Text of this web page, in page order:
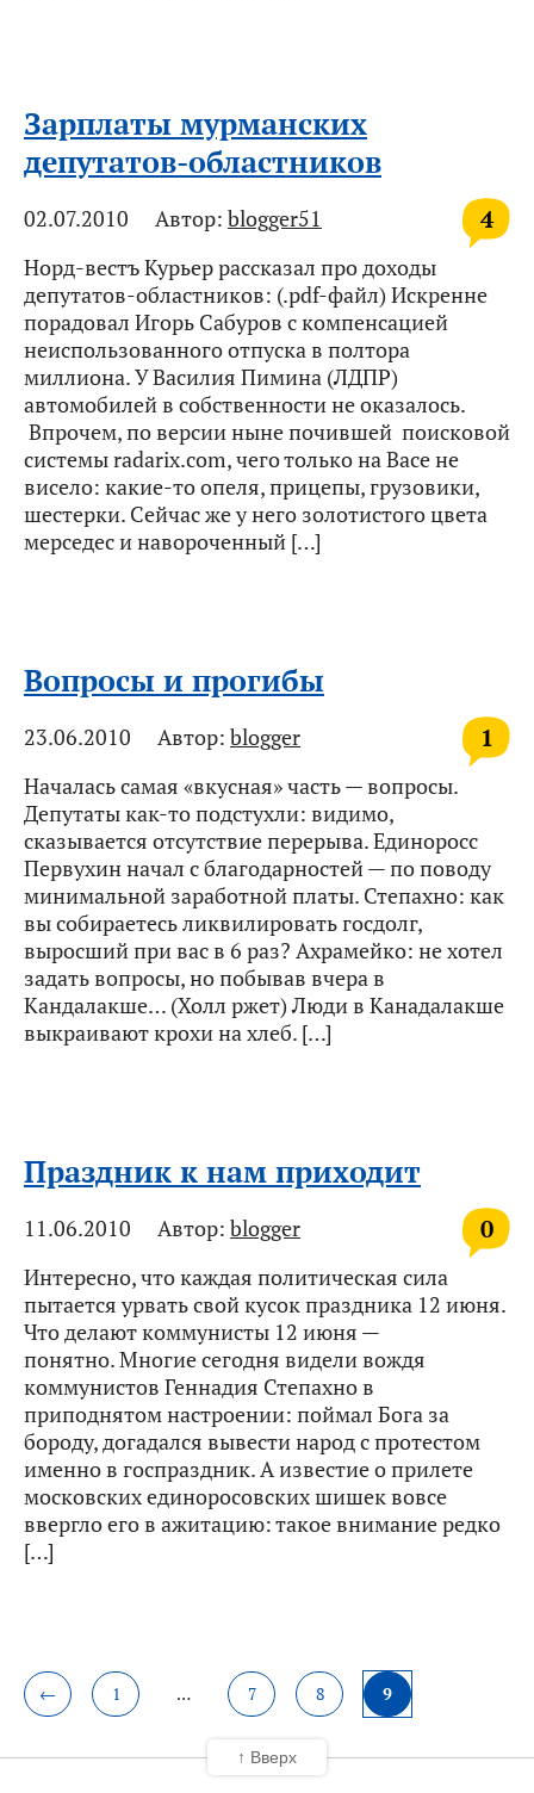
Зарплаты мурманских
депутатов-областников
4
02.07.2010 Автор: blogger51
Норд-вестъ Курьер рассказал про доходы
депутатов-областников: (.pdf-файл) Искренне
порадовал Игорь Сабуров с компенсацией
неиспользованного отпуска в полтора
миллиона. У Василия Пимина (ЛДПР)
автомобилей в собственности не оказалось.
Впрочем, по версии ныне почившей поисковой
системы radarix.com, чего только на Васе не
висело: какие-то опеля, прицепы, грузовики,
шестерки. Сейчас же у него золотистого цвета
мерседес и навороченный […]
Вопросы и прогибы
1
23.06.2010 Автор: blogger
Началась самая «вкусная» часть — вопросы.
Депутаты как-то подстухли: видимо,
сказывается отсутствие перерыва. Единоросс
Первухин начал с благодарностей — по поводу
минимальной заработной платы. Степахно: как
вы собираетесь ликвилировать госдолг,
выросший при вас в 6 раз? Ахрамейко: не хотел
задать вопросы, но побывав вчера в
Кандалакше… (Холл ржет) Люди в Канадалакше
выкраивают крохи на хлеб. […]
Праздник к нам приходит
0
11.06.2010 Автор: blogger
Интересно, что каждая политическая сила
пытается урвать свой кусок праздника 12 июня.
Что делают коммунисты 12 июня —
понятно. Многие сегодня видели вождя
коммунистов Геннадия Степахно в
приподнятом настроении: поймал Бога за
бороду, догадался вывести народ с протестом
именно в госпраздник. А известие о прилете
московских единоросовских шишек вовсе
ввергло его в ажитацию: такое внимание редко
[…]
← 1 … 7 8 9
↑ Вверх